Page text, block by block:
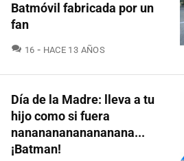
Batmóvil fabricada por un
fan
16 COMENTARIOS
HACE 13 AÑOS
Día de la Madre: lleva a tu
hijo como si fuera
nanananananananana...
¡Batman!